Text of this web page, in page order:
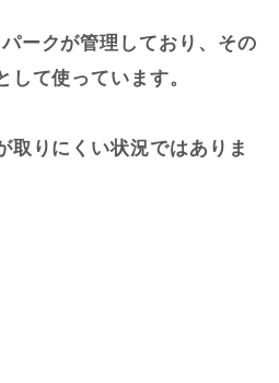
ークが管理しており、その
して使っています。
取りにくい状況ではありま